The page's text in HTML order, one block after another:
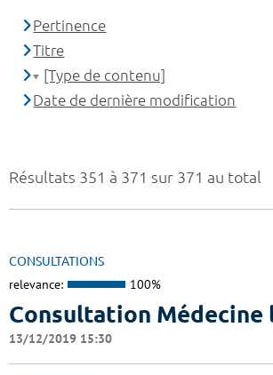
Résultats 351 à 371 sur 371 au total
CONSULTATIONS
relevance: 100%
Consultation Médecine
13/12/2019 15:30
Pertinence
Titre
[Type de contenu]
Date de dernière modification